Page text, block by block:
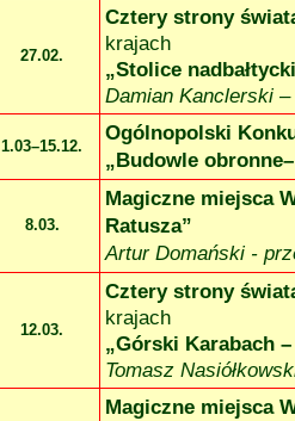
27.02.
Cztery strony
krajach
„Stolice
Damian Kanclerski
1.03–15.12.
Ogólnopolski
„Budowle
8.03.
Magiczne miejsca
Ratusza”
Artur Domański -
12.03.
Cztery strony
krajach
„Górski Karabach
Tomasz
Magiczne miejsca